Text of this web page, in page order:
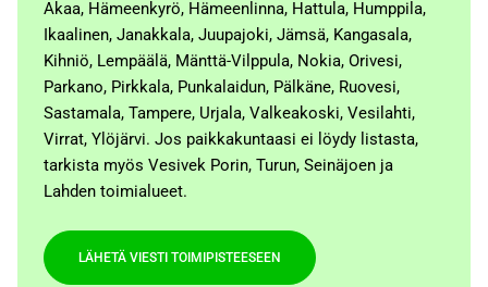
Akaa, Hämeenkyrö, Hämeenlinna, Hattula, Humppila,
Ikaalinen, Janakkala, Juupajoki, Jämsä, Kangasala,
Kihniö, Lempäälä, Mänttä-Vilppula, Nokia, Orivesi,
Parkano, Pirkkala, Punkalaidun, Pälkäne, Ruovesi,
Sastamala, Tampere, Urjala, Valkeakoski, Vesilahti,
Virrat, Ylöjärvi. Jos paikkakuntaasi ei löydy listasta,
tarkista myös Vesivek Porin, Turun, Seinäjoen ja
Lahden toimialueet.
LÄHETÄ VIESTI TOIMIPISTEESEEN